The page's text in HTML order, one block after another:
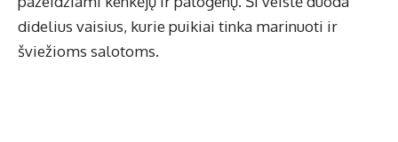
didelius vaisius, kurie puikiai tinka marinuoti ir
šviežioms salotoms.